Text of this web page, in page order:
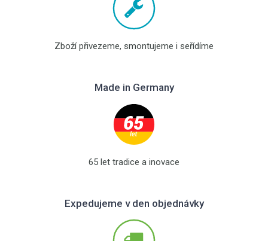
Zboží přivezeme, smontujeme i seřídíme
Made in Germany
65 let tradice a inovace
Expedujeme v den objednávky